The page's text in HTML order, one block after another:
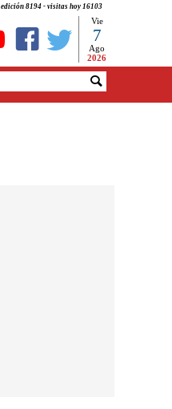
edición 8194 - visitas hoy 16103
Vie
7
Ago
2026